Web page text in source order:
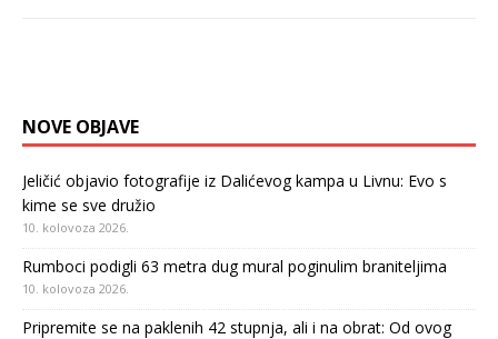
NOVE OBJAVE
Jeličić objavio fotografije iz Dalićevog kampa u Livnu: Evo s
kime se sve družio
10. kolovoza 2026.
Rumboci podigli 63 metra dug mural poginulim braniteljima
10. kolovoza 2026.
Pripremite se na paklenih 42 stupnja, ali i na obrat: Od ovog